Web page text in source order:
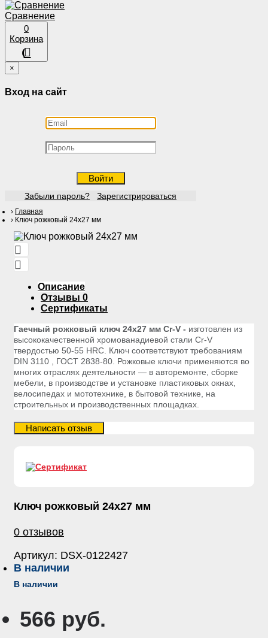
Сравнение
0
Корзина
×
Вход на сайт
Войти
Забыли пароль? Зарегистрироваться
Главная
Ключ рожковый 24х27 мм
Описание
Отзывы 0
Сертификаты
Гаечный рожковый ключ 24х27 мм Cr-V - изготовлен из
высококачественной хромованадиевой стали Cr-V
твердостью 50-55 HRС. Ключ соответствуют требованиям
DIN 3110 , ГОСТ 2838-80. Рожковые ключи применяются во
многих отраслях деятельности — в авторемонте, сборке
мебели, в производстве и установке пластиковых окнах,
велосипедах и мототехнике, в бытовой технике, на
строительных и производственных площадках.
Ключ рожковый 24х27 мм
0 отзывов
Артикул: DSX-0122427
В наличии
В наличии
566 руб.